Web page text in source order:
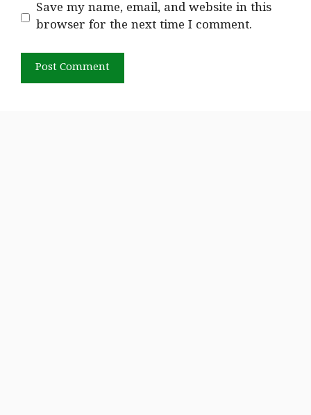
Save my name, email, and website in this
browser for the next time I comment.